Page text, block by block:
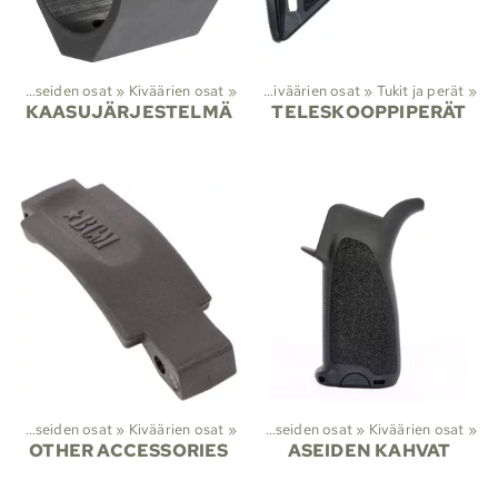
Aseiden osat ‪» Kiväärien osat ‪»
KAASUJÄRJESTELMÄ
Viranomaistuotteet‪»Aseiden osat Kiväärien osat ‪» Tukit ja perät ‪»
TELESKOOPPIPERÄT
Aseiden osat ‪» Kiväärien osat ‪»
OTHER ACCESSORIES
Lajit‪» Viranomaistuotteet Aseiden osat ‪» Kiväärien osat ‪»
ASEIDEN KAHVAT